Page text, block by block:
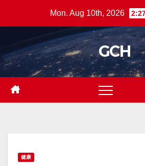
Mon. Aug 10th, 2026
GCH
健康